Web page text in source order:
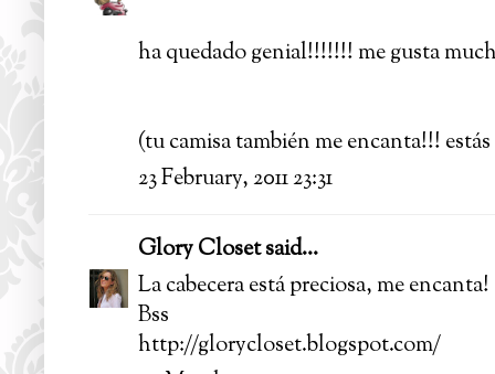
ha quedado genial!!!!!!! me gusta
(tu camisa también me encanta!!!
23 February, 2011 23:31
Glory Closetsaid...
La cabecera está preciosa, me encanta!
Bss
http://glorycloset.blogspot.com/